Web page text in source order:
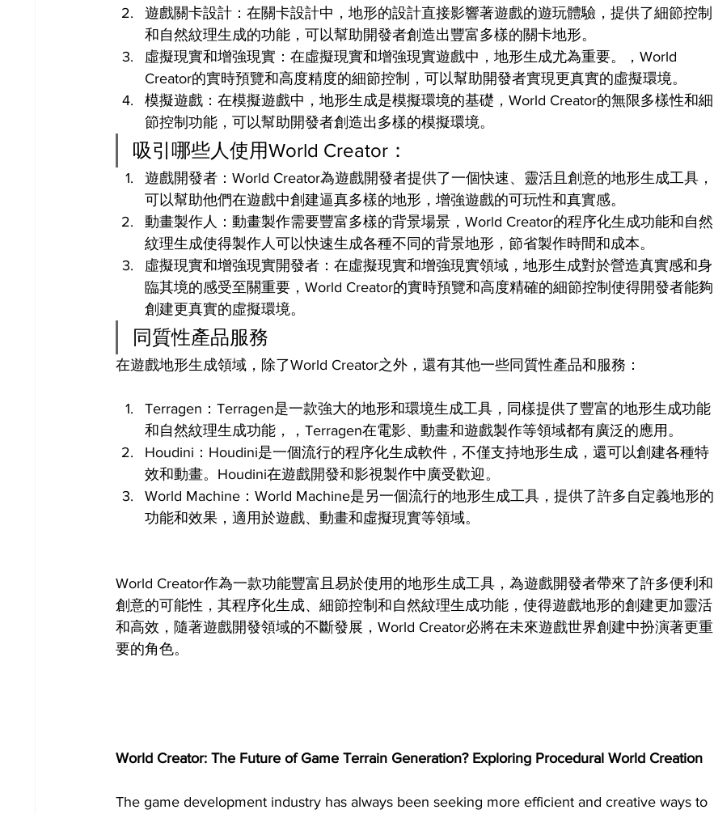
遊戲關卡設計：在關卡設計中，地形的設計直接影響著遊戲的遊玩體驗，提供了細節控制
和自然紋理生成的功能，可以幫助開發者創造出豐富多樣的關卡地形。
虛擬現實和增強現實：在虛擬現實和增強現實遊戲中，地形生成尤為重要。，World
Creator的實時預覽和高度精度的細節控制，可以幫助開發者實現更真實的虛擬環境。
模擬遊戲：在模擬遊戲中，地形生成是模擬環境的基礎，World Creator的無限多樣性和細
節控制功能，可以幫助開發者創造出多樣的模擬環境。
吸引哪些人使用World Creator：
遊戲開發者：World Creator為遊戲開發者提供了一個快速、靈活且創意的地形生成工具，
可以幫助他們在遊戲中創建逼真多樣的地形，增強遊戲的可玩性和真實感。
動畫製作人：動畫製作需要豐富多樣的背景場景，World Creator的程序化生成功能和自然
紋理生成使得製作人可以快速生成各種不同的背景地形，節省製作時間和成本。
虛擬現實和增強現實開發者：在虛擬現實和增強現實領域，地形生成對於營造真實感和身
臨其境的感受至關重要，World Creator的實時預覽和高度精確的細節控制使得開發者能夠
創建更真實的虛擬環境。
同質性產品服務
在遊戲地形生成領域，除了World Creator之外，還有其他一些同質性產品和服務：
Terragen：Terragen是一款強大的地形和環境生成工具，同樣提供了豐富的地形生成功能
和自然紋理生成功能，，Terragen在電影、動畫和遊戲製作等領域都有廣泛的應用。
Houdini：Houdini是一個流行的程序化生成軟件，不僅支持地形生成，還可以創建各種特
效和動畫。Houdini在遊戲開發和影視製作中廣受歡迎。
World Machine：World Machine是另一個流行的地形生成工具，提供了許多自定義地形的
功能和效果，適用於遊戲、動畫和虛擬現實等領域。
World Creator作為一款功能豐富且易於使用的地形生成工具，為遊戲開發者帶來了許多便利和
創意的可能性，其程序化生成、細節控制和自然紋理生成功能，使得遊戲地形的創建更加靈活
和高效，隨著遊戲開發領域的不斷發展，World Creator必將在未來遊戲世界創建中扮演著更重
要的角色。
World Creator: The Future of Game Terrain Generation? Exploring Procedural World Creation
The game development industry has always been seeking more efficient and creative ways to